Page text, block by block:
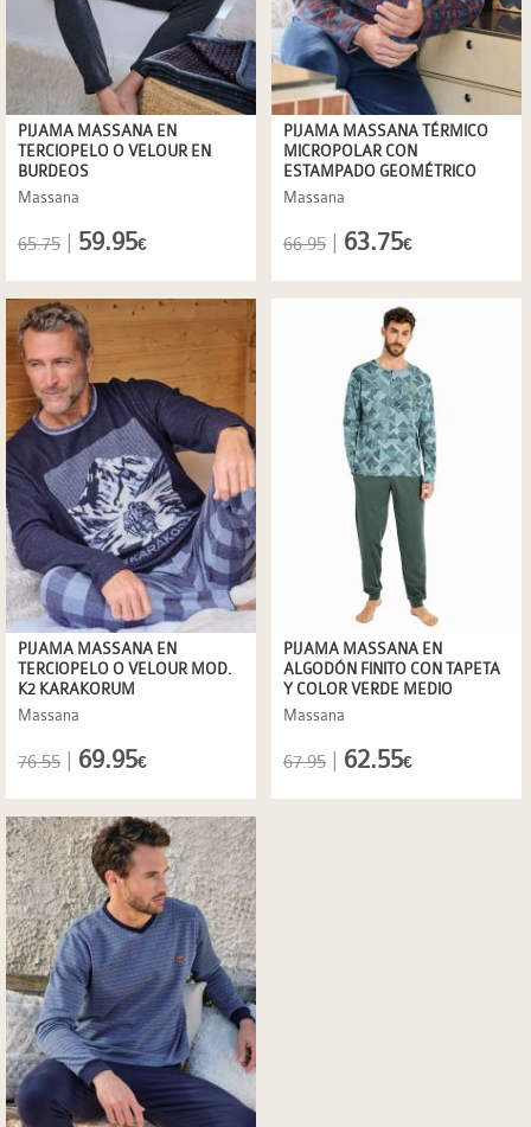
PIJAMA MASSANA EN
TERCIOPELO O VELOUR EN
BURDEOS
Massana
65.75 59.95€
PIJAMA MASSANA TÉRMICO
MICROPOLAR CON
ESTAMPADO GEOMÉTRICO
Massana
66.95 63.75€
PIJAMA MASSANA EN
TERCIOPELO O VELOUR MOD.
K2 KARAKORUM
Massana
76.55 69.95€
PIJAMA MASSANA EN
ALGODÓN FINITO CON TAPETA
Y COLOR VERDE MEDIO
Massana
67.95 62.55€